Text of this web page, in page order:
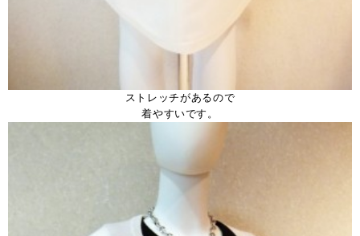
ストレッチがあるので
着やすいです。